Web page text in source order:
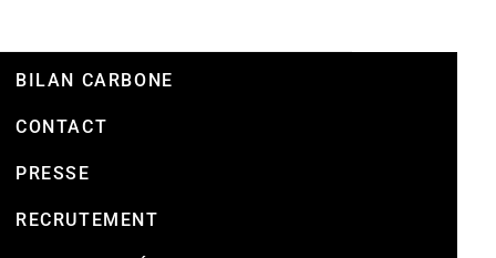
BILAN CARBONE
CONTACT
PRESSE
RECRUTEMENT